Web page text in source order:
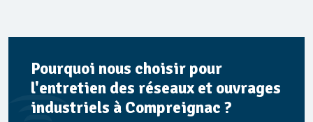
Pourquoi nous choisir pour
l'entretien des réseaux et ouvrages
industriels à Compreignac ?